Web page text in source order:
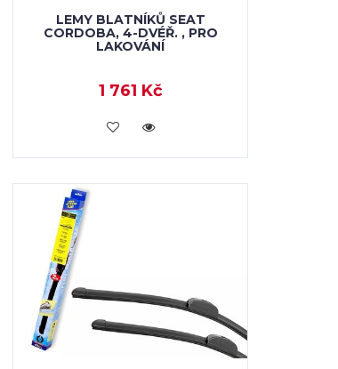
LEMY BLATNÍKŮ SEAT
CORDOBA, 4-DVÉŘ. , PRO
LAKOVÁNÍ
1 761 Kč
VLOŽIT DO KOŠÍKU